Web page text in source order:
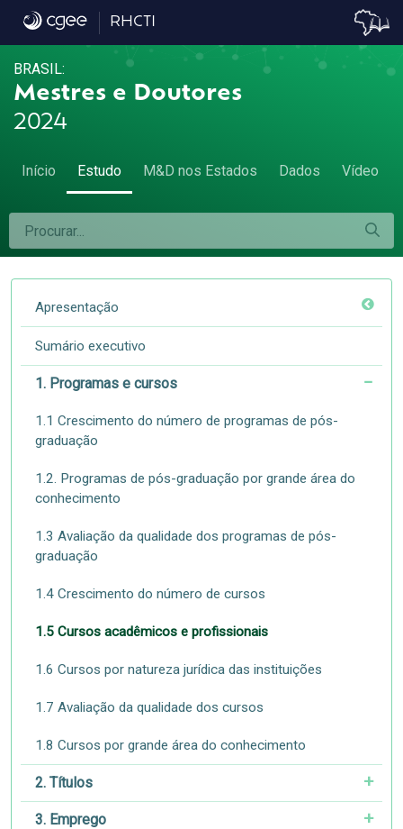
1.5 Cursos acadêmicos e profissionais -
RHCTI
BRASIL:
Mestres e Doutores
2024
Início Estudo M&D nos Estados Dados Vídeo
Apresentação
Sumário executivo
1. Programas e cursos
1.1 Crescimento do número de programas de pós-
graduação
1.2. Programas de pós-graduação por grande área do
conhecimento
1.3 Avaliação da qualidade dos programas de pós-
graduação
1.4 Crescimento do número de cursos
1.5 Cursos acadêmicos e profissionais
1.6 Cursos por natureza jurídica das instituições
1.7 Avaliação da qualidade dos cursos
1.8 Cursos por grande área do conhecimento
2. Títulos
3. Emprego